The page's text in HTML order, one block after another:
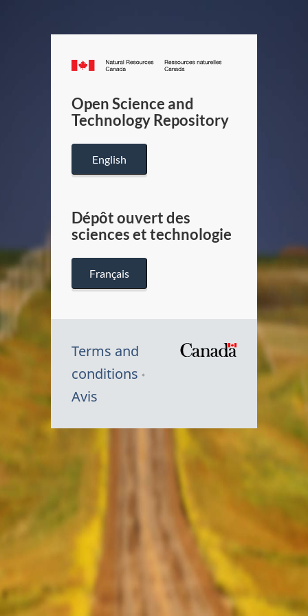
Canada.ca
/
Canada
Open Science and
Technology Repository
English
Dépôt ouvert des
sciences et technologie
Français
Terms and
conditions
Avis
Symbole
Canada